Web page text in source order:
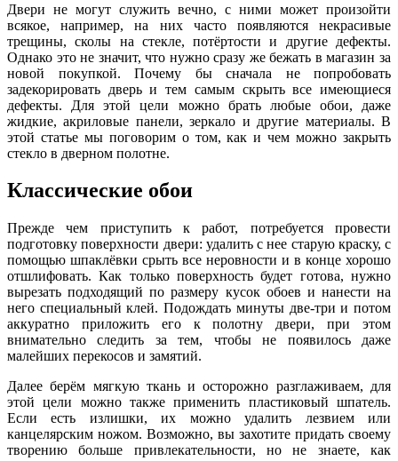
Двери не могут служить вечно, с ними может произойти
всякое, например, на них часто появляются некрасивые
трещины, сколы на стекле, потёртости и другие дефекты.
Однако это не значит, что нужно сразу же бежать в магазин за
новой покупкой. Почему бы сначала не попробовать
задекорировать дверь и тем самым скрыть все имеющиеся
дефекты. Для этой цели можно брать любые обои, даже
жидкие, акриловые панели, зеркало и другие материалы. В
этой статье мы поговорим о том, как и чем можно закрыть
стекло в дверном полотне.
Классические обои
Прежде чем приступить к работ, потребуется провести
подготовку поверхности двери: удалить с нее старую краску, с
помощью шпаклёвки срыть все неровности и в конце хорошо
отшлифовать. Как только поверхность будет готова, нужно
вырезать подходящий по размеру кусок обоев и нанести на
него специальный клей. Подождать минуты две-три и потом
аккуратно приложить его к полотну двери, при этом
внимательно следить за тем, чтобы не появилось даже
малейших перекосов и замятий.
Далее берём мягкую ткань и осторожно разглаживаем, для
этой цели можно также применить пластиковый шпатель.
Если есть излишки, их можно удалить лезвием или
канцелярским ножом. Возможно, вы захотите придать своему
творению больше привлекательности, но не знаете, как